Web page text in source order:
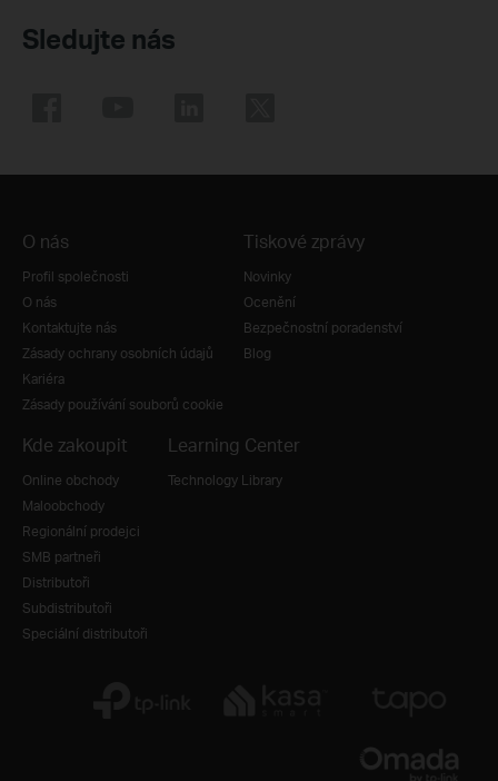
Sledujte nás
O nás
Profil společnosti
O nás
Kontaktujte nás
Zásady ochrany osobních údajů
Kariéra
Zásady používání souborů cookie
Tiskové zprávy
Novinky
Ocenění
Bezpečnostní poradenství
Blog
Kde zakoupit
Online obchody
Maloobchody
Regionální prodejci
SMB partneři
Distributoři
Subdistributoři
Speciální distributoři
Learning Center
Technology Library